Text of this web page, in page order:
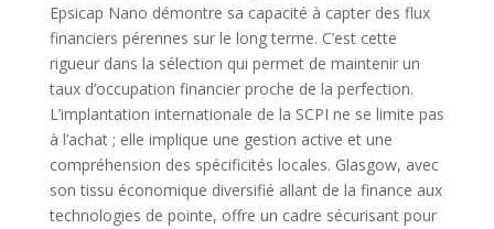
Epsicap Nano démontre sa capacité à capter des flux
financiers pérennes sur le long terme. C’est cette
rigueur dans la sélection qui permet de maintenir un
taux d’occupation financier proche de la perfection.
L’implantation internationale de la SCPI ne se limite pas
à l’achat ; elle implique une gestion active et une
compréhension des spécificités locales. Glasgow, avec
son tissu économique diversifié allant de la finance aux
technologies de pointe, offre un cadre sécurisant pour